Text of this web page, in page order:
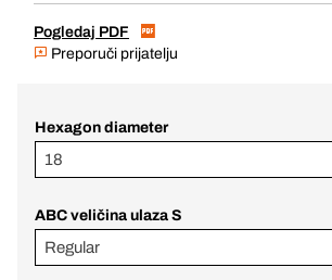
Pogledaj PDF
Preporuči prijatelju
Hexagon diameter
18
ABC veličina ulaza S
Regular